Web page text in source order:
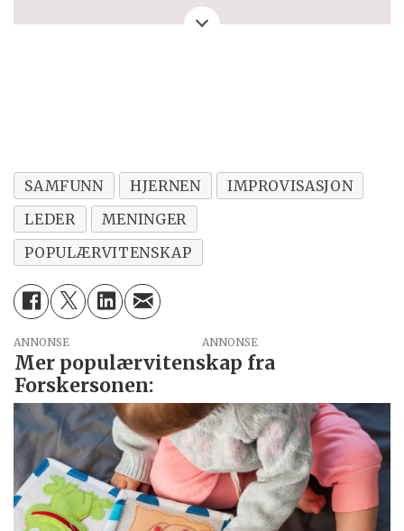
artikkelen. Eller spørsmål, ros eller kritikk?
SAMFUNN HJERNEN
IMPROVISASJON
LEDER
MENINGER
POPULÆRVITENSKAP
ANNONSE
Mer populærvitenskap fra
Forskersonen: